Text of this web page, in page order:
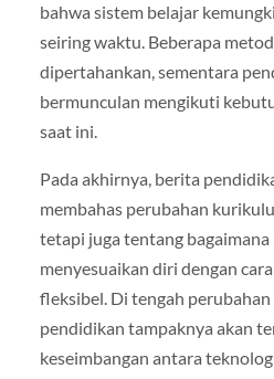
bahwa sistem belajar
seiring waktu. Beberapa
dipertahankan, sementara
bermunculan mengikuti
saat ini.
Pada akhirnya, berita
membahas perubahan
tetapi juga tentang
menyesuaikan diri dengan
fleksibel. Di tengah
pendidikan tampaknya akan
keseimbangan antara